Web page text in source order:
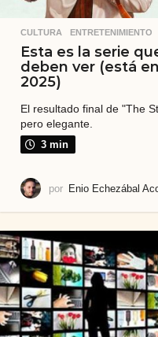
CULTURA ,ENTRETENIMIENTO
Esta es la serie
deben ver (está
2025)
El resultado final de "The
pero elegante.
3 min
por Enio Echezábal